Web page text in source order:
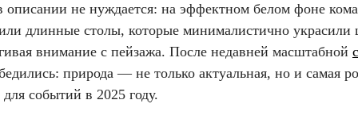
описании не нуждается: на эффектном белом фоне
длинные столы, которые минималистично украсили
внимание с пейзажа. После недавней масштабной
природа — не только актуальная, но и самая
событий в 2025 году.